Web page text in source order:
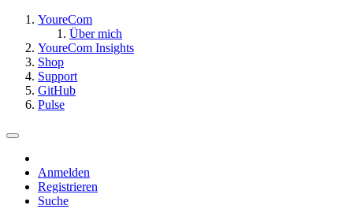
YoureCom
Über mich
YoureCom Insights
Shop
Support
GitHub
Pulse
Anmelden
Registrieren
Suche